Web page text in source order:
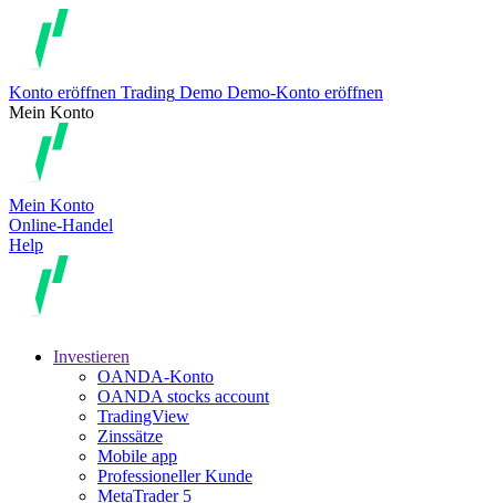
Konto eröffnen Trading Demo Demo-Konto eröffnen
Mein Konto
Mein Konto
Online-Handel
Help
Investieren
OANDA-Konto
OANDA stocks account
TradingView
Zinssätze
Mobile app
Professioneller Kunde
MetaTrader 5